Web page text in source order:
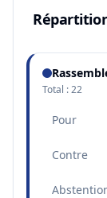
Total :22
Pour
Contre